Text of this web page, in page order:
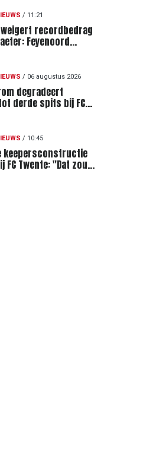
/ 11:21
weigert recordbedrag
Feyenoord
megabod
/ 06 augustus 2026
degradeert
derde spits bij FC
/ 10:45
keepersconstructie
FC Twente: "Dat zou
kunnen"